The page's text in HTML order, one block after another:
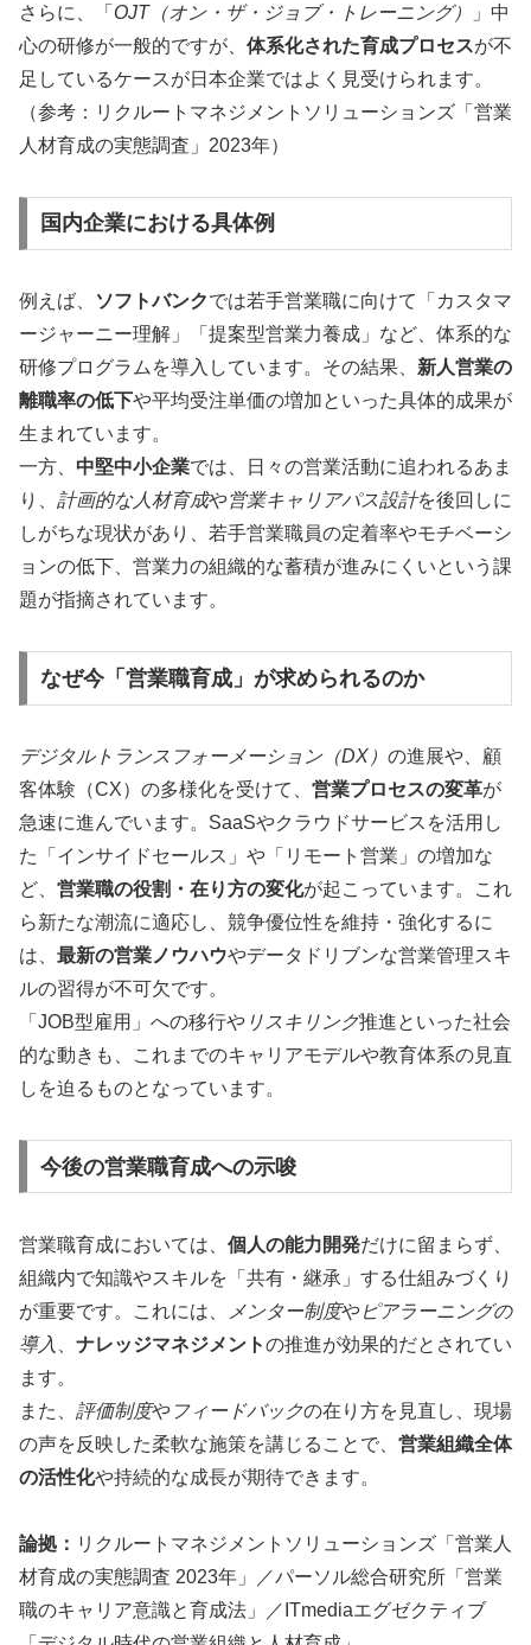
さらに、「 OJT（オン・ザ・ジョブ・トレーニング）
」中
心の研修が一般的ですが、 体系化された育成プロセスが不
足しているケースが日本企業ではよく見受けられます。
（参考：リクルートマネジメントソリューションズ「営業
人材育成の実態調査」2023年）
国内企業における具体例
例えば、 ソフトバンクでは若手営業職に向けて「カスタマ
ージャーニー理解」「提案型営業力養成」など、体系的な
研修プログラムを導入しています。その結果、 新人営業の
離職率の低下や平均受注単価の増加といった具体的成果が
生まれています。
一方、 中堅中小企業では、日々の営業活動に追われるあま
り、 計画的な人材育成や営業キャリアパス設計を後回しに
しがちな現状があり、若手営業職員の定着率やモチベーシ
ョンの低下、営業力の組織的な蓄積が進みにくいという課
題が指摘されています。
なぜ今「営業職育成」が求められるのか
デジタルトランスフォーメーション（DX） の進展や、顧
客体験（CX）の多様化を受けて、 営業プロセスの変革が
急速に進んでいます。SaaSやクラウドサービスを活用し
た「インサイドセールス」や「リモート営業」の増加な
ど、 営業職の役割・在り方の変化が起こっています。これ
ら新たな潮流に適応し、競争優位性を維持・強化するに
は、 最新の営業ノウハウやデータドリブンな営業管理スキ
ルの習得が不可欠です。
「JOB型雇用」への移行や リスキリング推進といった社会
的な動きも、これまでのキャリアモデルや教育体系の見直
しを迫るものとなっています。
今後の営業職育成への示唆
営業職育成においては、 個人の能力開発だけに留まらず、
組織内で知識やスキルを「共有・継承」する仕組みづくり
が重要です。これには、
メンター制度やピアラーニングの
導入
ナレッジマネジメントの推進が効果的だとされてい
ます。
また、 評価制度や フィードバックの在り方を見直し、現場
の声を反映した柔軟な施策を講じることで、 営業組織全体
の活性化や持続的な成長が期待できます。
論拠： リクルートマネジメントソリューションズ「営業人
材育成の実態調査 2023年」／パーソル総合研究所「営業
職のキャリア意識と育成法」／ITmediaエグゼクティブ